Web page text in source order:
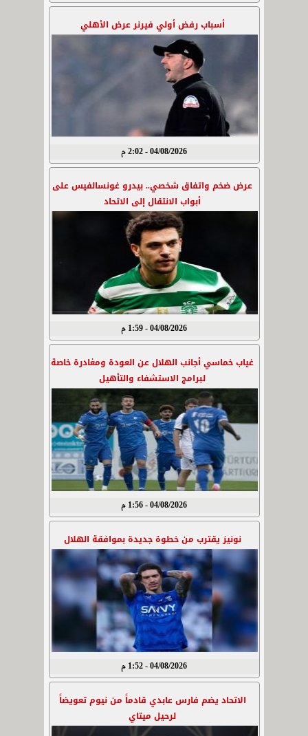
أسباب رفض أولي فيرنر عرض الأهلي
04/08/2026 - 2:02 م
عرض ضخم واتفاق شخصي.. بيدرو غونسالفيس على
أبواب الانتقال إلى الاتحاد
04/08/2026 - 1:59 م
غياب خماسي أجانب الهلال عن العودة ومغادرة خاصة
لبرامج الاستشفاء والتأهيل
04/08/2026 - 1:56 م
نونيز يقترب من خطوة جديدة بموافقة الهلال
04/08/2026 - 1:52 م
الاتحاد يضم فارس عابدي قادماً من نيوم تعويضاً
لرحيل ميتاي